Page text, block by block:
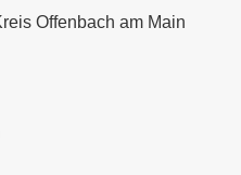
Offenbach am Main